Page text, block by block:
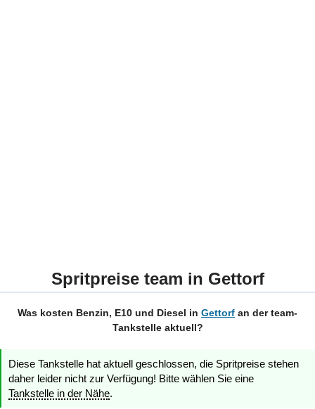
Spritpreise team in Gettorf
Was kosten Benzin, E10 und Diesel in Gettorf an der team-
Tankstelle aktuell?
Diese Tankstelle hat aktuell geschlossen, die Spritpreise stehen
daher leider nicht zur Verfügung! Bitte wählen Sie eine
Tankstelle in der Nähe.